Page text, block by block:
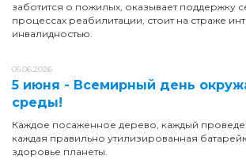
заботится о пожилых, оказывает поддержку
процессах реабилитации, стоит на страже
инвалидностью.
05.06.2026
5 июня - Всемирный день
среды!
Каждое посаженное дерево, каждый
каждая правильно утилизированная
здоровье планеты.